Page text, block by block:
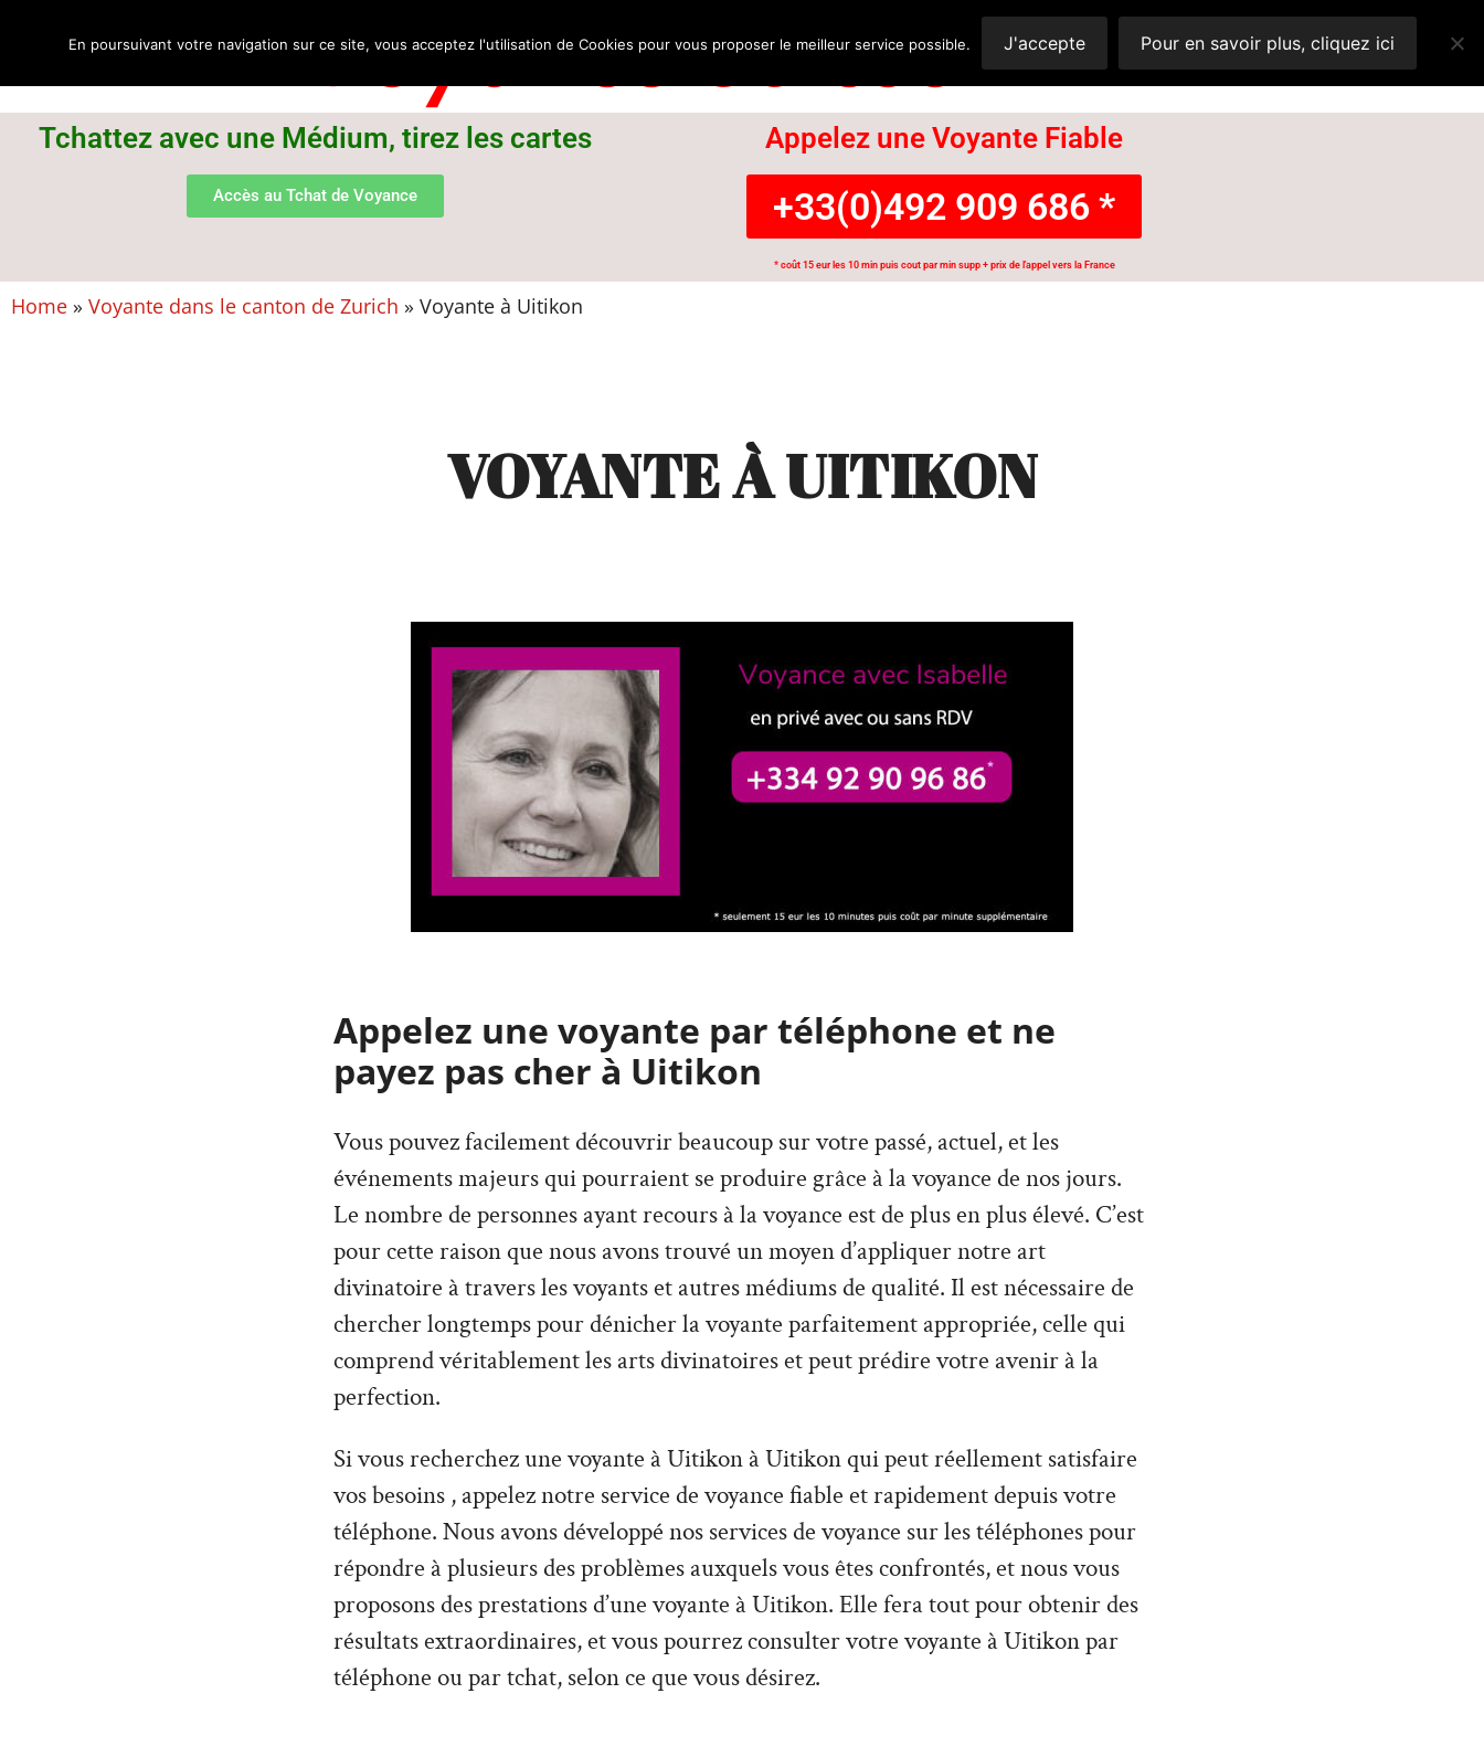
Voyance Suisse
Tchattez avec une Médium, tirez les cartes
Accès au Tchat de Voyance
Appelez une Voyante Fiable
+33(0)492 909 686 *
* coût 15 eur les 10 min puis cout par min supp + prix de l'appel vers la France
Home » Voyante dans le canton de Zurich » Voyante à Uitikon
VOYANTE À UITIKON
Appelez une voyante par téléphone et ne
payez pas cher à Uitikon
Vous pouvez facilement découvrir beaucoup sur votre passé, actuel, et les
événements majeurs qui pourraient se produire grâce à la voyance de nos jours.
Le nombre de personnes ayant recours à la voyance est de plus en plus élevé. C’est
pour cette raison que nous avons trouvé un moyen d’appliquer notre art
divinatoire à travers les voyants et autres médiums de qualité. Il est nécessaire de
chercher longtemps pour dénicher la voyante parfaitement appropriée, celle qui
comprend véritablement les arts divinatoires et peut prédire votre avenir à la
perfection.
Si vous recherchez une voyante à Uitikon à Uitikon qui peut réellement satisfaire
vos besoins , appelez notre service de voyance fiable et rapidement depuis votre
téléphone. Nous avons développé nos services de voyance sur les téléphones pour
répondre à plusieurs des problèmes auxquels vous êtes confrontés, et nous vous
proposons des prestations d’une voyante à Uitikon. Elle fera tout pour obtenir des
résultats extraordinaires, et vous pourrez consulter votre voyante à Uitikon par
téléphone ou par tchat, selon ce que vous désirez.
En poursuivant votre navigation sur ce site, vous acceptez l'utilisation de Cookies pour vous proposer le meilleur service possible. J'accepte Pour en savoir plus, cliquez ici